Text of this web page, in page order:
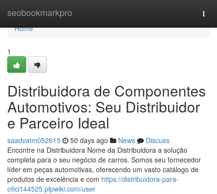
seobookmarkpro
Home
Home
1
Distribuidora de Componentes
Automotivos: Seu Distribuidor
e Parceiro Ideal
saadvatm052615 50 days ago News
Discuss
Encontre na Distribuidora Nome da Distribuidora a solução
completa para o seu negócio de carros. Somos seu fornecedor
líder em peças automotivas, oferecendo um vasto catálogo de
produtos de excelência e com https://distribuidora-para-
ofici144525.plpwiki.com/user